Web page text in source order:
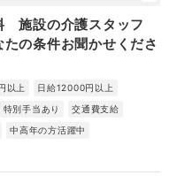
施設の介護スタッフ
の条件お聞かせくださ
以上
日給12000円以上
別手当あり
交通費支給
中高年の方活躍中